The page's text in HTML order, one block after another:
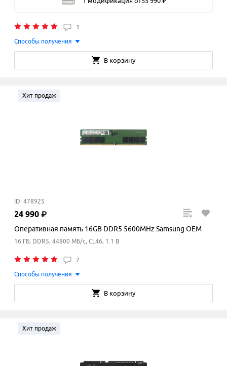
1
Способы получения
В корзину
Хит продаж
ID: 478925
24 990 ₽
Оперативная память 16GB DDR5 5600MHz Samsung OEM
16 ГБ, DDR5, 44800 МБ/с, CL46, 1.1 В
2
Способы получения
В корзину
Хит продаж